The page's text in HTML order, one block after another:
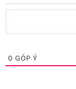
0 GÓP Ý